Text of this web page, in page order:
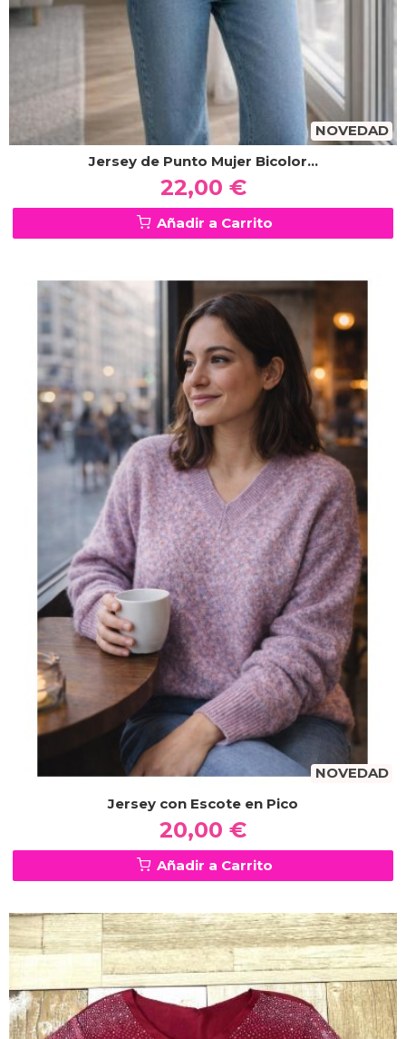
NOVEDAD
Jersey de Punto Mujer Bicolor...
22,00 €
Añadir a Carrito
NOVEDAD
Jersey con Escote en Pico
20,00 €
Añadir a Carrito